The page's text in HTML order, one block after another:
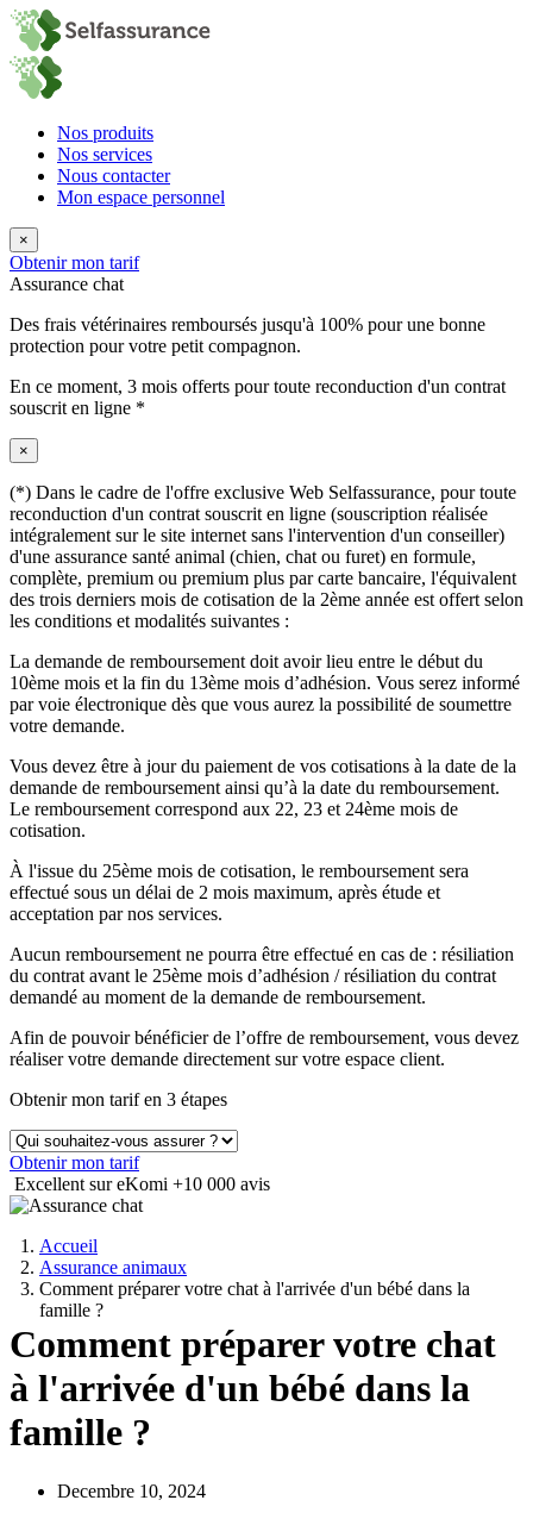
Nos produits
Nos services
Nous contacter
Mon espace personnel
×
Obtenir mon tarif
Assurance chat
Des frais vétérinaires remboursés jusqu'à 100% pour une bonne
protection pour votre petit compagnon.
En ce moment, 3 mois offerts pour toute reconduction d'un contrat
souscrit en ligne *
×
(*) Dans le cadre de l'offre exclusive Web Selfassurance, pour toute
reconduction d'un contrat souscrit en ligne (souscription réalisée
intégralement sur le site internet sans l'intervention d'un conseiller)
d'une assurance santé animal (chien, chat ou furet) en formule,
complète, premium ou premium plus par carte bancaire, l'équivalent
des trois derniers mois de cotisation de la 2ème année est offert selon
les conditions et modalités suivantes :
La demande de remboursement doit avoir lieu entre le début du
10ème mois et la fin du 13ème mois d’adhésion. Vous serez informé
par voie électronique dès que vous aurez la possibilité de soumettre
votre demande.
Vous devez être à jour du paiement de vos cotisations à la date de la
demande de remboursement ainsi qu’à la date du remboursement.
Le remboursement correspond aux 22, 23 et 24ème mois de
cotisation.
À l'issue du 25ème mois de cotisation, le remboursement sera
effectué sous un délai de 2 mois maximum, après étude et
acceptation par nos services.
Aucun remboursement ne pourra être effectué en cas de : résiliation
du contrat avant le 25ème mois d’adhésion / résiliation du contrat
demandé au moment de la demande de remboursement.
Afin de pouvoir bénéficier de l’offre de remboursement, vous devez
réaliser votre demande directement sur votre espace client.
Obtenir mon tarif en 3 étapes
Obtenir mon tarif
Excellent sur eKomi +10 000 avis
Accueil
Assurance animaux
Comment préparer votre chat à l'arrivée d'un bébé dans la
famille ?
Comment préparer votre chat
à l'arrivée d'un bébé dans la
famille ?
Decembre 10, 2024